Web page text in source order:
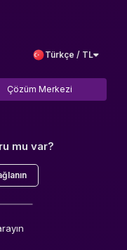
Türkçe / TL
Çözüm Merkezi
mu var?